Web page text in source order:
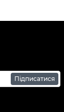
Підписатися